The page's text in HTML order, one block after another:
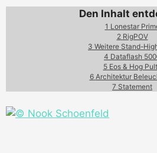
Den Inhalt
1 Lonestar
2 RigPOV
3 Weitere Stand-
4 Dataflash
5 Eos & Hog
6 Architektur
7 Statement